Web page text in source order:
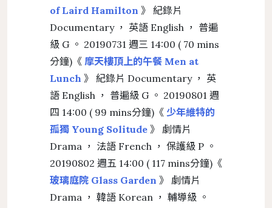
of Laird Hamilton 》 紀錄片
Documentary ， 英語 English ， 普遍
級 G 。 20190731 週三 14:00 ( 70 mins
分鐘)《 摩天樓頂上的午餐 Men at
Lunch 》 紀錄片 Documentary ， 英
語 English ， 普遍級 G 。 20190801 週
四 14:00 ( 99 mins分鐘)《 少年維特的
孤獨 Young Solitude 》 劇情片
Drama ， 法語 French ， 保護級 P 。
20190802 週五 14:00 ( 117 mins分鐘)《
玻璃庭院 Glass Garden 》 劇情片
Drama ， 韓語 Korean ， 輔導級 。